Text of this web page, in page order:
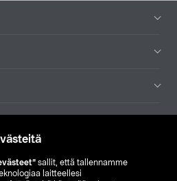
sallit, että tallennamme
laitteellesi